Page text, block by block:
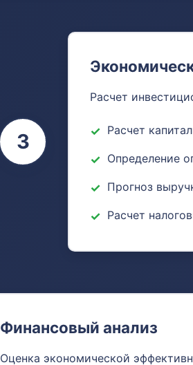
Расчет
Расчет
Определение
Прогноз
Расчет
3
Финансовый анализ
Оценка экономической